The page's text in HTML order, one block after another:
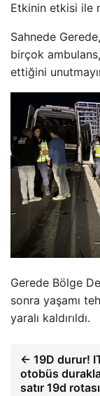
Etkinin etkisi ile
Sahnede
birçok
ettiğini
Gerede Bölge
sonra yaşamı
yaralı kaldırıldı.
← 19D durur!
otobüs
satır 19d